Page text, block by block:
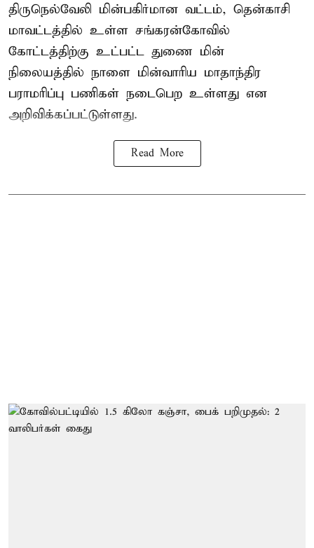
திருநெல்வேலி மின்பகிர்மான வட்டம், தென்காசி
மாவட்டத்தில் உள்ள சங்கரன்கோவில்
கோட்டத்திற்கு உட்பட்ட துணை மின்
நிலையத்தில் நாளை மின்வாரிய மாதாந்திர
பராமரிப்பு பணிகள் நடைபெற உள்ளது என
அறிவிக்கப்பட்டுள்ளது.
Read More